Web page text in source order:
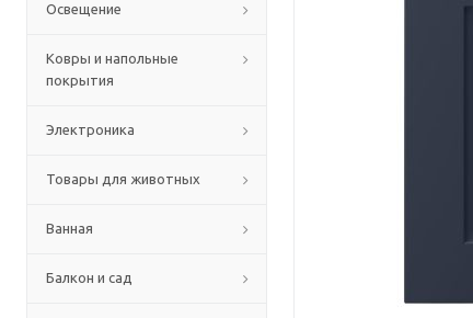
Освещение
Ковры и напольные
покрытия
Электроника
Товары для животных
Ванная
Балкон и сад